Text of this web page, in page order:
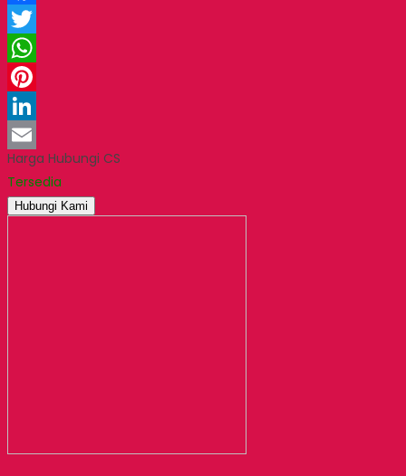
Facebook
Twitter
WhatsApp
Pinterest
LinkedIn
Email
Harga Hubungi CS
Tersedia
Hubungi Kami